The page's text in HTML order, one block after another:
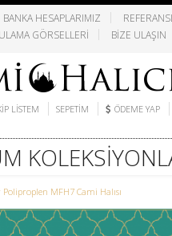
BANKA HESAPLARIMIZ
GÖRSELLERI
BIZE ULAŞIN
LISTEM SEPETIM ÖDEME YAP
MFH7 Cami Halısı